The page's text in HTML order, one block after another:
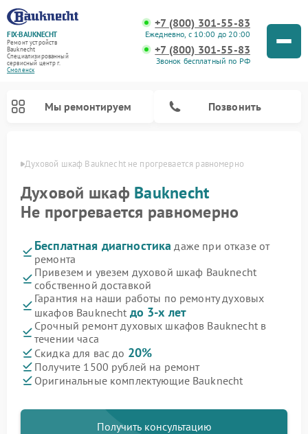
FIX-BAUKNECHT
Ремонт устройств
Bauknecht
Специализированный
cервисный центр г.
Смоленск
+7 (800) 301-55-83
Ежедневно, с 10:00 до 20:00
+7 (800) 301-55-83
Звонок бесплатный по РФ
Мы ремонтируем Позвонить
Духовой шкаф Bauknecht не прогревается равномерно
Духовой шкаф Bauknecht
Не прогревается равномерно
Бесплатная диагностика даже при отказе от
ремонта
Привезем и увезем духовой шкаф Bauknecht
собственной доставкой
Гарантия на наши работы по ремонту духовых
шкафов Bauknecht до 3-х лет
Срочный ремонт духовых шкафов Bauknecht в
течении часа
Скидка для вас до 20%
Получите 1500 рублей на ремонт
Оригинальные комплектующие Bauknecht
Получить консультацию